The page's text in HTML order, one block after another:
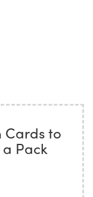
Cards to
Pack